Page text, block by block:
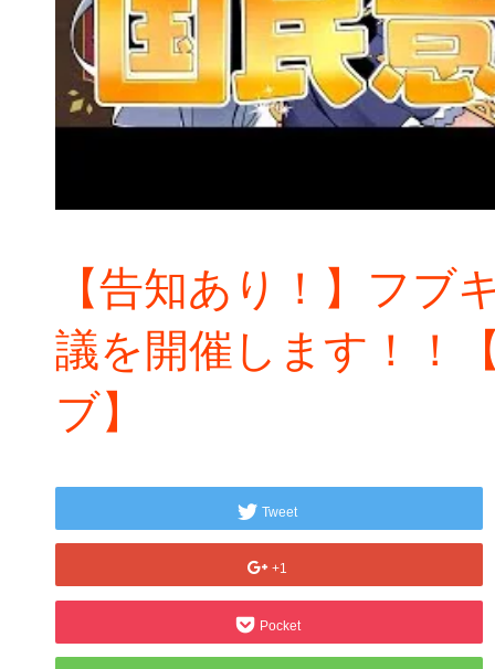
【告知あり！】フブ
議を開催します！！
ブ】
Tweet
+1
Pocket